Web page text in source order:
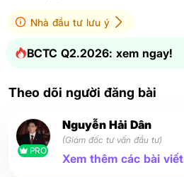
Nhà đầu tư lưu ý
BCTC Q2.2026: xem ngay!
Theo dõi người đăng bài
PRO
Nguyễn Hải Dân
(Giám đốc tư vấn đầu tư)
Xem thêm các bài viết